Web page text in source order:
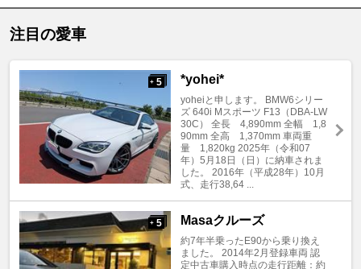
注目の愛車
+ 5 *yohei*
yoheiと申します。 BMW6シリー
ズ 640i Mスポーツ F13（DBA-LW
30C） 全長 4,890mm 全幅 1,8
90mm 全高 1,370mm 車両重
量 1,820kg 2025年（令和07
年）5月18日（日）に納車されま
した。 2016年（平成28年）10月
式、走行38,64 ...
+ 5 Masaクルーズ
約7年半乗ったE90から乗り換え
ました。 2014年2月登録車両 認
定中古車購入時点の走行距離：約